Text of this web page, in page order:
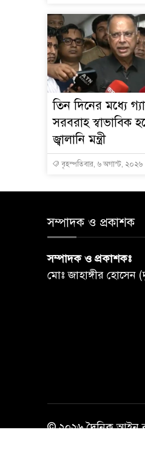
তিন দিনের মধ্যে
সরবরাহ স্বাভাবিক
জ্বালানি মন্ত্রী
বৃহস্পতিবার, ৬ অগাস্ট, ২০২৬
সম্পাদক ও প্রকাশক
সম্পাদক ও প্রকাশকঃ
মোঃ জাহাঙ্গীর হোসেন
© ২০২৬ দৈনিক আইন